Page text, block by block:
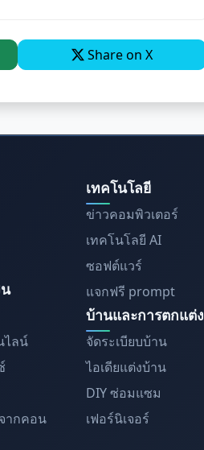
Share on X
ไลน์
ากคอน
เทคโนโลยี
ข่าวคอมพิวเตอร์
เทคโนโลยี AI
ซอฟต์แวร์
แจกฟรี prompt
บ้านและการตกแต่ง
จัดระเบียบบ้าน
ไอเดียแต่งบ้าน
DIY ซ่อมแซม
เฟอร์นิเจอร์